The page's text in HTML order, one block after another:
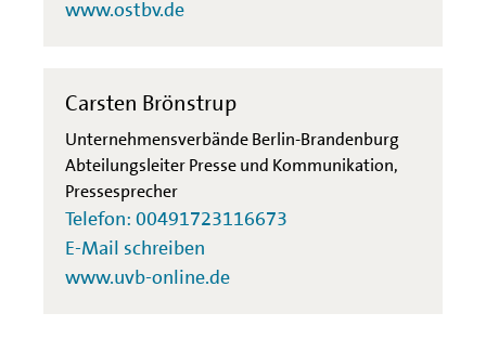
www.ostbv.de
Carsten Brönstrup
Unternehmensverbände Berlin-Brandenburg
Abteilungsleiter Presse und Kommunikation,
Pressesprecher
Telefon: 00491723116673
E-Mail schreiben
www.uvb-online.de